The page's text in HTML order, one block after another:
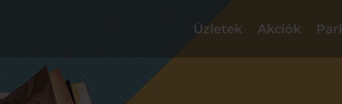
Üzletek Akciók